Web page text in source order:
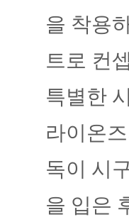
을 착용
트로 컨
특별한
라이온
독이 시
을 입은